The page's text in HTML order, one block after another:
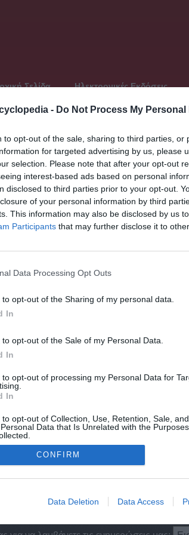
- Do Not Process My
to opt-out of the sale, sharing to third parties, or
for targeted advertising by us, please
selection. Please note that after your opt-out
interest-based ads based on personal
disclosed to third parties prior to your opt-out.
of your personal information by third
This information may also be disclosed by us
Participants that may further disclose it to
Data Processing Opt Outs
to opt-out of the Sharing of my personal data.
In
to opt-out of the Sale of my Personal Data.
In
to opt-out of processing my Personal Data for
In
to opt-out of Collection, Use, Retention, Sale,
Data that Is Unrelated with the
Out
CONFIRM
Data Deletion Data Access
Σελίδα Ηλεκτρονικές Εκδόσεις
ανανέωση: Παρασκευή, 21 Ιουνίου 2013
13ου - αρχές 14ου αι.)
14ου αι.). Βυζαντινός αγιογράφος από τους
Τοιχογράφησε μαζί με τον επίσης
(΄Αγιος Κλήμης) στην Αχρίδα (1295), του Αγίου
- 8), του ...